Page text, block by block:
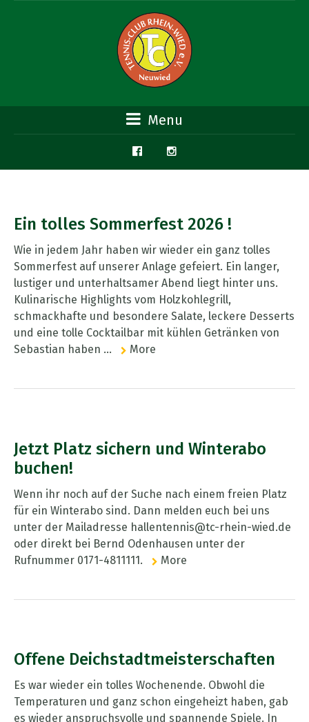
Menu
Ein tolles Sommerfest 2026 !
Wie in jedem Jahr haben wir wieder ein ganz tolles
Sommerfest auf unserer Anlage gefeiert. Ein langer,
lustiger und unterhaltsamer Abend liegt hinter uns.
Kulinarische Highlights vom Holzkohlegrill,
schmackhafte und besondere Salate, leckere Desserts
und eine tolle Cocktailbar mit kühlen Getränken von
Sebastian haben ...
More
Jetzt Platz sichern und Winterabo
buchen!
Wenn ihr noch auf der Suche nach einem freien Platz
für ein Winterabo sind. Dann melden euch bei uns
unter der Mailadresse hallentennis@tc-rhein-wied.de
oder direkt bei Bernd Odenhausen unter der
Rufnummer 0171-4811111.
More
Offene Deichstadtmeisterschaften
Es war wieder ein tolles Wochenende. Obwohl die
Temperaturen und ganz schon eingeheizt haben, gab
es wieder anspruchsvolle und spannende Spiele. In